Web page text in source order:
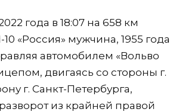
года в 18:07 на 658 км
«Россия» мужчина, 1955 года
автомобилем «Вольво
двигаясь со стороны г.
г. Санкт-Петербурга,
из крайней правой